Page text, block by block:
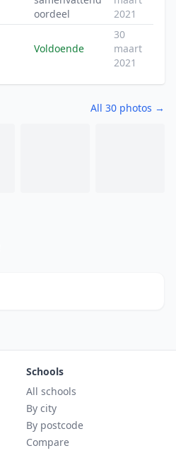
oordeel
2021
Voldoende
30
maart
2021
All 30 photos →
Schools
All schools
By city
By postcode
Compare